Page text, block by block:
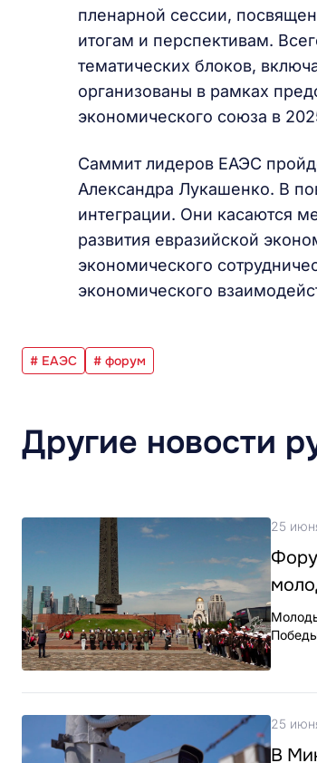
пленарной сессии,
итогам и перспективам.
тематических блоков,
организованы в рамках
экономического союза в
Саммит лидеров ЕАЭС
Александра Лукашенко. В
интеграции. Они касаются
развития евразийской
экономического
экономического
# ЕАЭС # форум
Другие новости
25
25
В